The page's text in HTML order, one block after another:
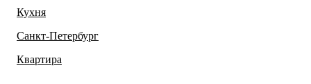
Кухня
Санкт-Петербург
Квартира